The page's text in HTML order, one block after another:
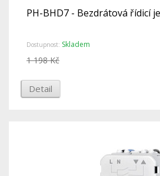
PH-BHD7 - Bezdrátová řídicí
Dostupnost: Skladem
1 198 Kč
Detail